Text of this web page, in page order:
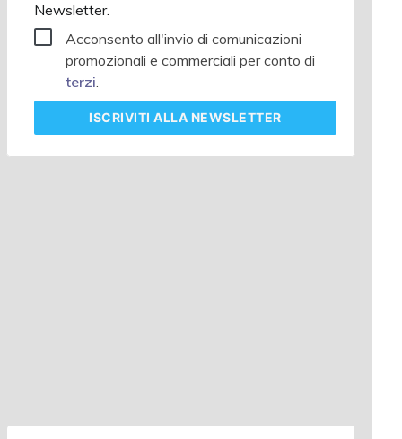
Newsletter.
Acconsento all'invio di comunicazioni
promozionali e commerciali per conto di
terzi.
ISCRIVITIALLA NEWSLETTER